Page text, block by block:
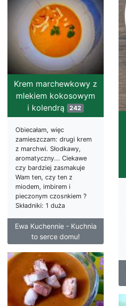
Krem marchewkowy z
mlekiem kokosowym
i kolendrą 242
Obiecałam, więc
zamieszczam: drugi krem
z marchwi. Słodkawy,
aromatyczny... Ciekawe
czy bardziej zasmakuje
Wam ten, czy ten z
miodem, imbirem i
pieczonym czosnkiem ?
Składniki: 1 duża
Ewa Kuchennie - Kuchnia
to serce domu!